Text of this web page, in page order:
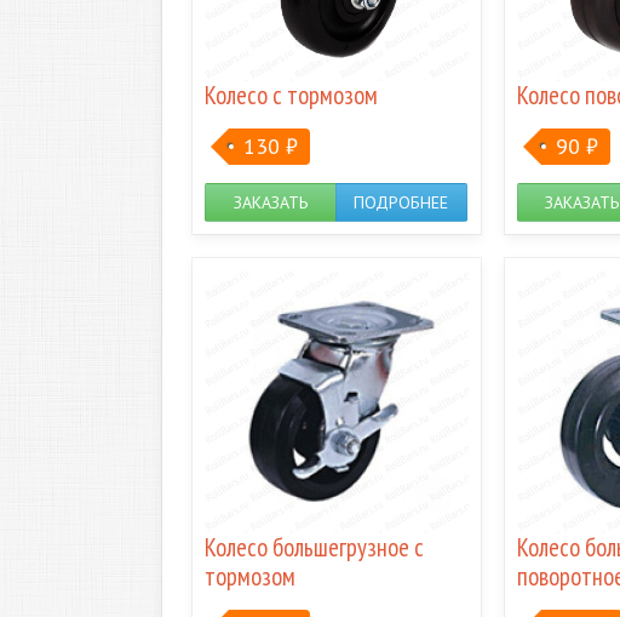
Колесо с тормозом
130₽
ЗАКАЗАТЬ ПОДРОБНЕЕ
Колесо
90 ₽
ЗАКАЗАТЬ
Колесо большегрузное с
тормозом
Колесо